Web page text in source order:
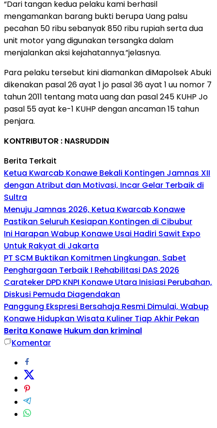
“Dari tangan kedua pelaku kami berhasil
mengamankan barang bukti berupa Uang palsu
pecahan 50 ribu sebanyak 850 ribu rupiah serta dua
unit motor yang digunakan tersangka dalam
menjalankan aksi kejahatannya.”jelasnya.
Para pelaku tersebut kini diamankan diMapolsek Abuki
dikenakan pasal 26 ayat 1 jo pasal 36 ayat 1 uu nomor 7
tahun 2011 tentang mata uang dan pasal 245 KUHP Jo
pasal 55 ayat ke-1 KUHP dengan ancaman 15 tahun
penjara.
KONTRIBUTOR : NASRUDDIN
Berita Terkait
Ketua Kwarcab Konawe Bekali Kontingen Jamnas XII
dengan Atribut dan Motivasi, Incar Gelar Terbaik di
Sultra
Menuju Jamnas 2026, Ketua Kwarcab Konawe
Pastikan Seluruh Kesiapan Kontingen di Cibubur
Ini Harapan Wabup Konawe Usai Hadiri Sawit Expo
Untuk Rakyat di Jakarta
PT SCM Buktikan Komitmen Lingkungan, Sabet
Penghargaan Terbaik I Rehabilitasi DAS 2026
Carateker DPD KNPI Konawe Utara Inisiasi Perubahan,
Diskusi Pemuda Diagendakan
Panggung Ekspresi Bersahaja Resmi Dimulai, Wabup
Konawe Hidupkan Wisata Kuliner Tiap Akhir Pekan
Berita Konawe Hukum dan kriminal
Komentar